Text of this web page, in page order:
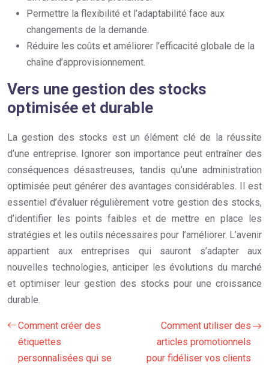
Permettre la flexibilité et l’adaptabilité face aux
changements de la demande.
Réduire les coûts et améliorer l’efficacité globale de la
chaîne d’approvisionnement.
Vers une gestion des stocks
optimisée et durable
La gestion des stocks est un élément clé de la réussite
d’une entreprise. Ignorer son importance peut entraîner des
conséquences désastreuses, tandis qu’une administration
optimisée peut générer des avantages considérables. Il est
essentiel d’évaluer régulièrement votre gestion des stocks,
d’identifier les points faibles et de mettre en place les
stratégies et les outils nécessaires pour l’améliorer. L’avenir
appartient aux entreprises qui sauront s’adapter aux
nouvelles technologies, anticiper les évolutions du marché
et optimiser leur gestion des stocks pour une croissance
durable.
Comment créer des
étiquettes
personnalisées qui se
Comment utiliser des
articles promotionnels
pour fidéliser vos clients